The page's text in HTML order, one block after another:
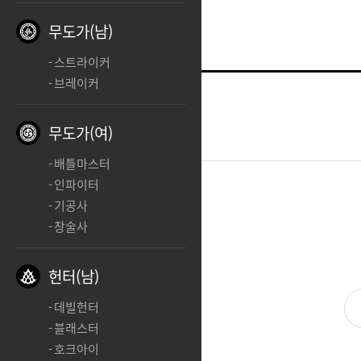
2025.01.22 02:12
무도가(남)
스트라이커
브레이커
무도가(여)
배틀마스터
인파이터
기공사
창술사
헌터(남)
데빌헌터
블래스터
호크아이